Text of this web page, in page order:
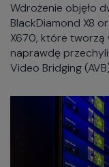
Wdrożenie objęło
BlackDiamond X8
X670, które tworzą
naprawdę
Video Bridging